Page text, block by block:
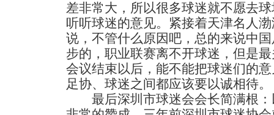
差非常大，所以很多球迷就不愿去
听听球迷的意见。紧接着天津名人
说，不管什么原因吧，总的来说中
步的，职业联赛离不开球迷，但是
会议结束以后，能不能把球迷们的
足协、球迷之间都应该要以诚相待。
最后深圳市球迷会会长简满根：